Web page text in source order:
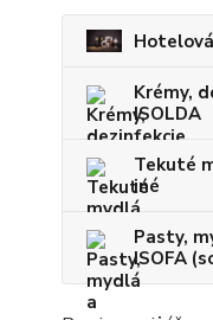
Krémy,
ISOLDA
Tekuté
iné
Pasty,
ISOFA